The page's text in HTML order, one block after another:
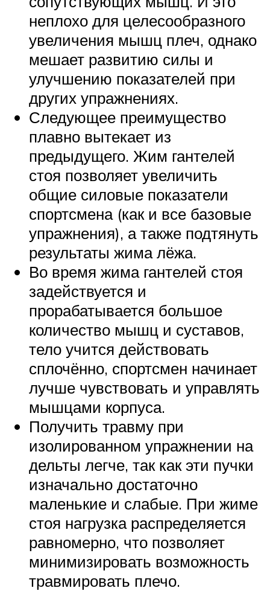
неплохо для целесообразного
увеличения мышц плеч, однако
мешает развитию силы и
улучшению показателей при
других упражнениях.
Следующее преимущество
плавно вытекает из
предыдущего. Жим гантелей
стоя позволяет увеличить
общие силовые показатели
спортсмена (как и все базовые
упражнения), а также подтянуть
результаты жима лёжа.
Во время жима гантелей стоя
задействуется и
прорабатывается большое
количество мышц и суставов,
тело учится действовать
сплочённо, спортсмен начинает
лучше чувствовать и управлять
мышцами корпуса.
Получить травму при
изолированном упражнении на
дельты легче, так как эти пучки
изначально достаточно
маленькие и слабые. При жиме
стоя нагрузка распределяется
равномерно, что позволяет
минимизировать возможность
травмировать плечо.